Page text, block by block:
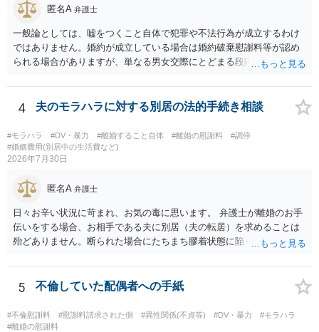
匿名A 弁護士
一般論としては、嘘をつくこと自体で犯罪や不法行為が成立するわけ
ではありません。婚約が成立している場合は婚約破棄慰謝料等が認め
られる場合がありますが、単なる男女交際にとどまる段階の場合、独
慰謝料は生じないことが多いと思われます。 お怒りはごもっともです
が、仮に交際を進めたとしても後に相手を信頼できなくなる可能性が
高かったということですので、むしろ結婚しなくてよかったと割り切
って、交際を終わらせるのがよいと思います。
4 夫のモラハラに対する別居の法的手続き相談
#モラハラ #DV・暴力 #離婚すること自体 #離婚の慰謝料
#調停
#婚姻費用(別居中の生活費など)
2026年7月30日
匿名A 弁護士
日々お辛い状況に苛まれ、お気の毒に思います。 弁護士が離婚のお手
伝いをする場合、お相手である夫に別居（夫の転居）を求めることは
殆どありません。断られた場合にたちまち膠着状態に陥ってしまうの
高いためです。 実務的には、ご相談者さまが転居する形で離婚協議等
を進める選択を採らざるを得ないことが圧倒的多数です。
5 不倫していた配偶者への手紙
#不倫慰謝料 #慰謝料請求された側 #異性関係(不貞等) #DV・暴力
#モラハラ
#離婚の慰謝料